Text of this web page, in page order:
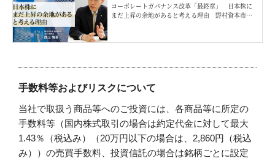
コーポレートガバナンス改革「最終章」 日本株に
まだ上昇の余地があると考える理由 野村資本市場
手数料等およびリスクについて
当社で取扱う商品等へのご投資には、各商品等に所定の
手数料等（国内株式取引の場合は約定代金に対して最大
1.43％（税込み）（20万円以下の場合は、2,860円（税込
み））の売買手数料、投資信託の場合は銘柄ごとに設定